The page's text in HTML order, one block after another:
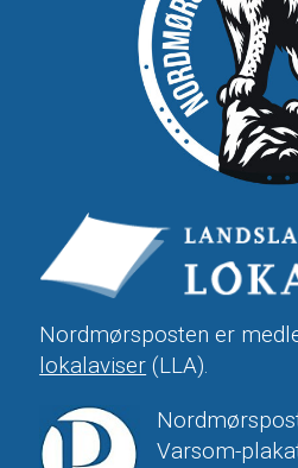
Nordmørsposten er
lokalaviser (LLA).
Varsom-